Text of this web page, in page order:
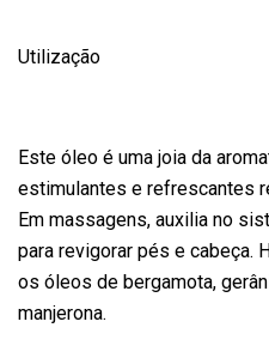
Utilização
Este óleo é uma joia da
estimulantes e refrescantes
Em massagens, auxilia no
para revigorar pés e cabeça.
os óleos de bergamota,
manjerona.